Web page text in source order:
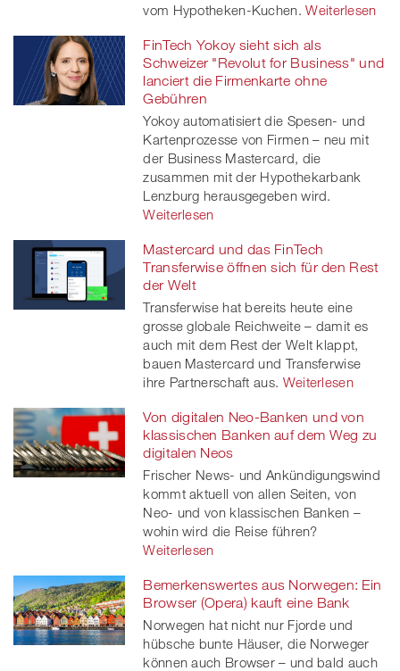
vom Hypotheken-Kuchen. Weiterlesen
FinTech Yokoy sieht sich als
Schweizer "Revolut for Business" und
lanciert die Firmenkarte ohne
Gebühren
Yokoy automatisiert die Spesen- und
Kartenprozesse von Firmen – neu mit
der Business Mastercard, die
zusammen mit der Hypothekarbank
Lenzburg herausgegeben wird.
Weiterlesen
Mastercard und das FinTech
Transferwise öffnen sich für den Rest
der Welt
Transferwise hat bereits heute eine
grosse globale Reichweite – damit es
auch mit dem Rest der Welt klappt,
bauen Mastercard und Transferwise
ihre Partnerschaft aus. Weiterlesen
Von digitalen Neo-Banken und von
klassischen Banken auf dem Weg zu
digitalen Neos
Frischer News- und Ankündigungswind
kommt aktuell von allen Seiten, von
Neo- und von klassischen Banken –
wohin wird die Reise führen?
Weiterlesen
Bemerkenswertes aus Norwegen: Ein
Browser (Opera) kauft eine Bank
Norwegen hat nicht nur Fjorde und
hübsche bunte Häuser, die Norweger
können auch Browser – und bald auch